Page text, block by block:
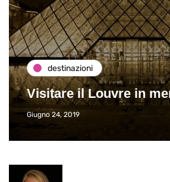
destinazioni
Visitare il Louvre in
Giugno 24, 2019